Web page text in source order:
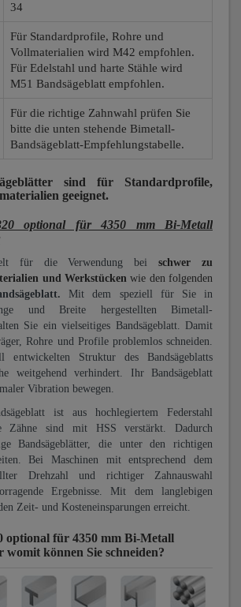
34
Für Standardprofile, Rohre und
Vollmaterialien wird M42 empfohlen.
Für Edelstahl und harte Stähle wird
M51 Bandsägeblatt empfohlen.
Für die richtige Zahnwahl prüfen Sie
bitte die unten stehende Bimetall-
Bandsägeblatt-Empfehlungstabelle.
sind für Standardprofile,
geeignet.
optional für 4350 mm Bi-Metall
für die Verwendung beischwer zu
und Werkstücken wie den folgenden
Mit dem speziell für Sie in
und Breite hergestellten Bimetall-
Sie ein vielseitiges Bandsägeblatt. Damit
Rohre und Profile problemlos schneiden.
entwickelten Struktur des Bandsägeblatts
weitgehend verhindert. Ihr Bandsägeblatt
Vibration bewegen.
ist aus hochlegiertem Federstahl
Zähne sind mit HSS verstärkt. Dadurch
Bandsägeblätter, die unter den richtigen
Bei Maschinen mit entsprechend dem
Drehzahl und richtiger Zahnauswahl
Ergebnisse. Mit dem langlebigen
Zeit- und Kosteneinsparungen erreicht.
optional für 4350 mm Bi-Metall
womit können Sie schneiden?